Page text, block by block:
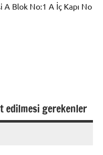
A Blok No:1 A İç Kapı No
edilmesi gerekenler